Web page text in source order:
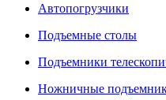
Автопогрузчики
Подъемные столы
Подъемники
Ножничные